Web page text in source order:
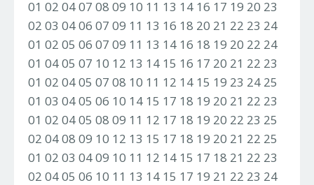
01 02 04 07 08 09 10 11 13 14 16 17 19 20 23
02 03 04 06 07 09 11 13 16 18 20 21 22 23 24
01 02 05 06 07 09 11 13 14 16 18 19 20 22 24
01 04 05 07 10 12 13 14 15 16 17 20 21 22 23
01 02 04 05 07 08 10 11 12 14 15 19 23 24 25
01 03 04 05 06 10 14 15 17 18 19 20 21 22 23
01 02 04 05 08 09 11 12 17 18 19 20 22 23 25
02 04 08 09 10 12 13 15 17 18 19 20 21 22 25
01 02 03 04 09 10 11 12 14 15 17 18 21 22 23
02 04 05 06 10 11 13 14 15 17 19 21 22 23 24